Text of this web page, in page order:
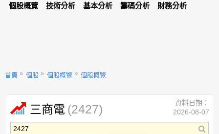
個股概覽 技術分析 基本分析 籌碼分析 財務分析
首頁 個股 個股概覽 個股概覽
三商電 (2427)
資料日期：
2026-08-07